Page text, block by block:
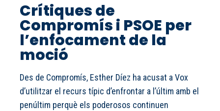
Crítiques de
Compromís i PSOE per
l’enfocament de la
moció
Des de Compromís, Esther Díez ha acusat a Vox
d’utilitzar el recurs típic d’enfrontar a l’últim amb el
penúltim perquè els poderosos continuen